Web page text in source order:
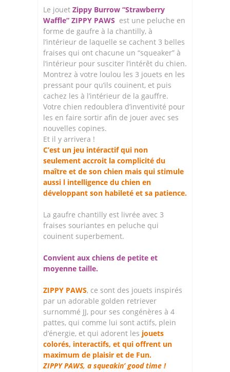
Le jouet Zippy Burrow “Strawberry
Waffle” ZIPPY PAWS est une peluche en
forme de gaufre à la chantilly, à
l’intérieur de laquelle se cachent 3 belles
fraises qui ont chacune un “squeaker” à
l’intérieur pour susciter l’intérêt du chien.
Montrez à votre loulou les 3 jouets en les
pressant pour qu’ils couinent, et puis
cachez les à l’intérieur de la gauffre.
Votre chien redoublera d’inventivité pour
les en faire sortir afin de jouer avec ses
nouvelles copines.
Et il y arrivera !
C’est un jeu intéractif qui non
seulement accroit la complicité du
maître et de son chien mais qui stimule
aussi l intelligence du chien en
développant son habileté et sa patience.
La gaufre chantilly est livrée avec 3
fraises souriantes en peluche qui
couinent superbement.
Convient aux chiens de petite et
moyenne taille.
ZIPPY PAWS, ce sont des jouets inspirés
par un adorable golden retriever
surnommé JJ, pour ses congénères à 4
pattes, qui comme lui sont actifs, plein
d’énergie, et qui adorent les jouets
colorés, interactifs, et qui offrent un
maximum de plaisir et de Fun.
ZIPPY PAWS, a squeakin’ good time !